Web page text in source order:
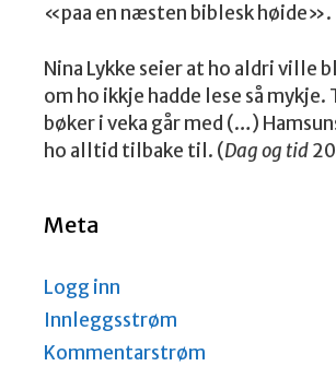
«paa en næsten biblesk høide».
Nina Lykke seier at ho aldri
om ho ikkje hadde lese så
bøker i veka går med (…)
ho alltid tilbake til. (Dag og tid
Meta
Logg inn
Innleggsstrøm
Kommentarstrøm